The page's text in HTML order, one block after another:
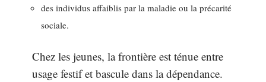
des individus affaiblis par la maladie ou la précarité
sociale.
Chez les jeunes, la frontière est ténue entre
usage festif et bascule dans la dépendance.